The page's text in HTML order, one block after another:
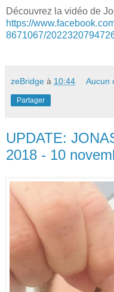
Découvrez la vidéo de
https://
8671067/
zeBridge à 10:44 Aucun
Partager
UPDATE:
2018 - 10